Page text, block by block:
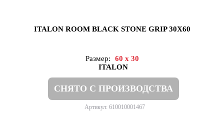
ITALON ROOM BLACK STONE GRIP 30X60
Размер:
60 x 30
ITALON
СНЯТО С ПРОИЗВОДСТВА
Артикул: 610010001467